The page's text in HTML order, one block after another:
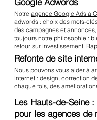
Notreagence Google Ads à
adwords : choix des mots-
des campagnes et
toujours notre philosophie :
retour sur investissement.
Refonte de site
Nous pouvons vous aider à
internet : design, correction
chaque fois, des
Les Hauts-de-Seine
pour les agences de